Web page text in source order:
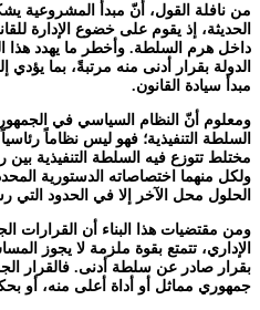
من نافلة القول، أنّ مبدأ المشروعية
الحديثة، إذ يقوم على خضوع الإدارة
داخل هرم السلطة. وأخطر ما يهدد هذا
الدولة بقرار أدنى منه مرتبةً، بما يؤدي
مبدأ سيادة القانون.
ومعلوم أنّ النظام السياسي في
السلطة التنفيذية؛ فهو ليس نظاماً
مختلط تتوزع فيه السلطة التنفيذية
ولكل منهما اختصاصاته الدستورية
الحلول محل الآخر إلا في الحدود التي
ومن مقتضيات هذا البناء أن القرارات
الإداري، تتمتع بقوة ملزمة لا يجوز
بقرار صادر عن سلطة أدنى. فالقرار
جمهوري مماثل أو أداة أعلى منه، أو